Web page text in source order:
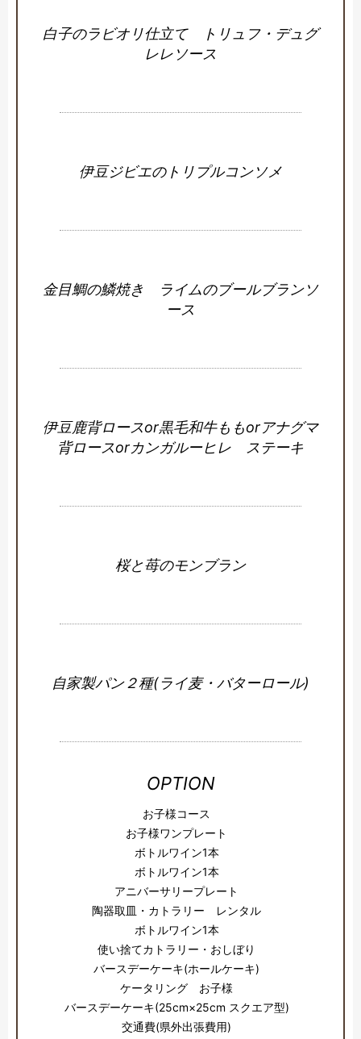
白子のラビオリ仕立て トリュフ・デュグ
レレソース
伊豆ジビエのトリプルコンソメ
金目鯛の鱗焼き ライムのブールブランソ
ース
伊豆鹿背ロースor黒毛和牛ももorアナグマ
背ロースorカンガルーヒレ ステーキ
桜と苺のモンブラン
自家製パン２種(ライ麦・バターロール)
OPTION
お子様コース
お子様ワンプレート
ボトルワイン1本
ボトルワイン1本
アニバーサリープレート
陶器取皿・カトラリー レンタル
ボトルワイン1本
使い捨てカトラリー・おしぼり
バースデーケーキ(ホールケーキ)
ケータリング お子様
バースデーケーキ(25cm×25cm スクエア型)
交通費(県外出張費用)